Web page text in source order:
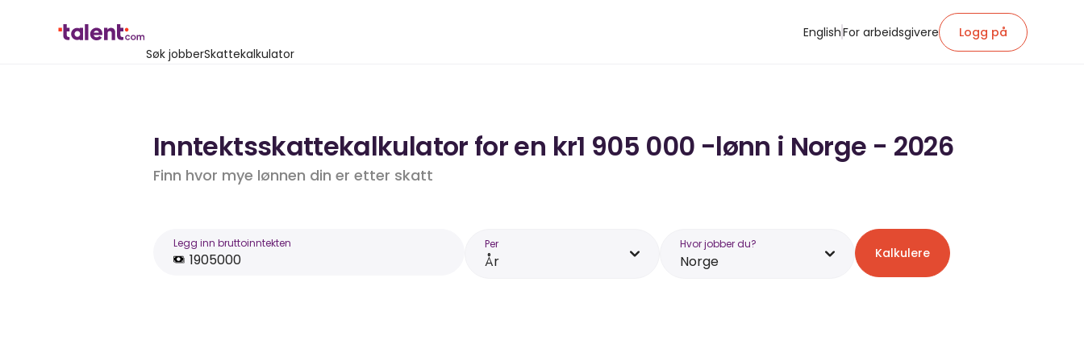
Søk jobberSkattekalkulator
EnglishFor arbeidsgivere Logg på
Inntektsskattekalkulator for en kr1 905 000 -lønn i Norge - 2026
Finn hvor mye lønnen din er etter skatt
Legg inn bruttoinntekten Per
År
Hvor jobber du?
Norge Kalkulere